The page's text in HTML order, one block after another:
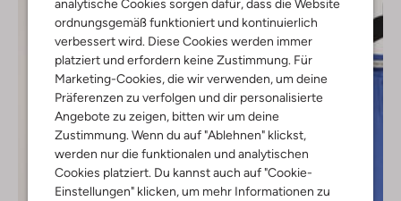
analytische Cookies sorgen dafür, dass die Website
ordnungsgemäß funktioniert und kontinuierlich
verbessert wird. Diese Cookies werden immer
platziert und erfordern keine Zustimmung. Für
Marketing-Cookies, die wir verwenden, um deine
Präferenzen zu verfolgen und dir personalisierte
Angebote zu zeigen, bitten wir um deine
Zustimmung. Wenn du auf "Ablehnen" klickst,
werden nur die funktionalen und analytischen
Cookies platziert. Du kannst auch auf "Cookie-
Einstellungen" klicken, um mehr Informationen zu